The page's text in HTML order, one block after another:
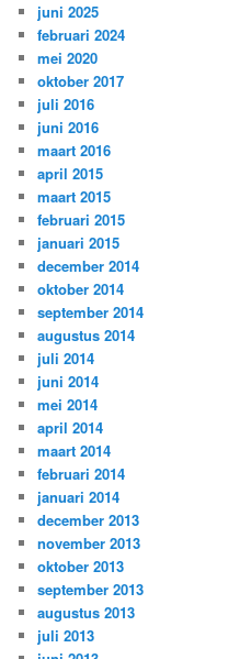
juni 2025
februari 2024
mei 2020
oktober 2017
juli 2016
juni 2016
maart 2016
april 2015
maart 2015
februari 2015
januari 2015
december 2014
oktober 2014
september 2014
augustus 2014
juli 2014
juni 2014
mei 2014
april 2014
maart 2014
februari 2014
januari 2014
december 2013
november 2013
oktober 2013
september 2013
augustus 2013
juli 2013